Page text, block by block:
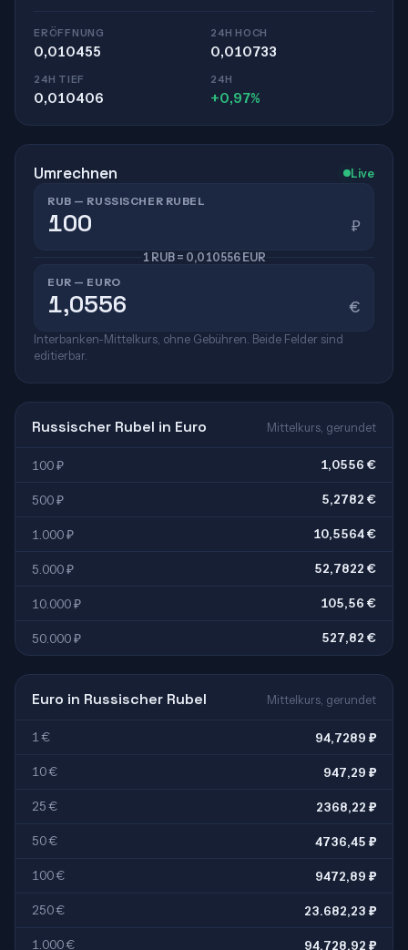
ERÖFFNUNG
0,010455
24H HOCH
0,010733
24H TIEF
0,010406
24H
+0,97%
Umrechnen Live
RUB — RUSSISCHER RUBEL
₽
1 RUB = 0,010556 EUR
EUR — EURO
€
Interbanken-Mittelkurs, ohne Gebühren. Beide Felder sind
editierbar.
Russischer Rubel in Euro Mittelkurs, gerundet
100 ₽ 1,0556 €
500 ₽ 5,2782 €
1.000 ₽ 10,5564 €
5.000 ₽ 52,7822 €
10.000 ₽ 105,56 €
50.000 ₽ 527,82 €
Euro in Russischer Rubel Mittelkurs, gerundet
1 € 94,7289 ₽
10 € 947,29 ₽
25 € 2368,22 ₽
50 € 4736,45 ₽
100 € 9472,89 ₽
250 € 23.682,23 ₽
1.000 € 94.728,92 ₽